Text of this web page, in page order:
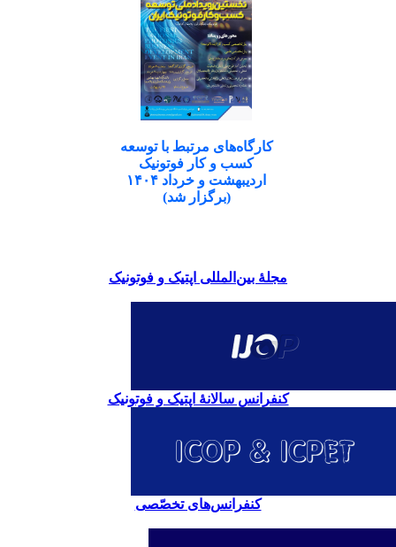
کارگاه‌های مرتبط با توسعه
کسب و کار فوتونیک
اردیبهشت و خرداد ۱۴۰۴
(برگزار شد)
مجلۀ بین‌المللی اپتیک و فوتونیک
کنفرانس سالانۀ اپتیک و فوتونیک
کنفرانس‌های تخصّصی